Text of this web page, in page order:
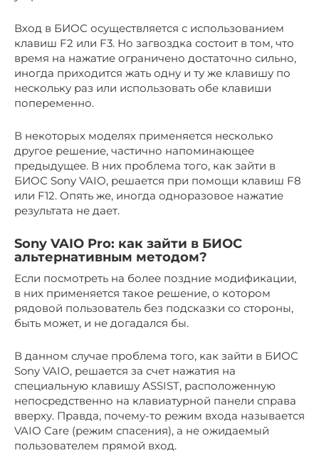
Вход в БИОС осуществляется с использованием
клавиш F2 или F3. Но загвоздка состоит в том, что
время на нажатие ограничено достаточно сильно,
иногда приходится жать одну и ту же клавишу по
нескольку раз или использовать обе клавиши
попеременно.
В некоторых моделях применяется несколько
другое решение, частично напоминающее
предыдущее. В них проблема того, как зайти в
БИОС Sony VAIO, решается при помощи клавиш F8
или F12. Опять же, иногда одноразовое нажатие
результата не дает.
Sony VAIO Pro: как зайти в БИОС
альтернативным методом?
Если посмотреть на более поздние модификации,
в них применяется такое решение, о котором
рядовой пользователь без подсказки со стороны,
быть может, и не догадался бы.
В данном случае проблема того, как зайти в БИОС
Sony VAIO, решается за счет нажатия на
специальную клавишу ASSIST, расположенную
непосредственно на клавиатурной панели справа
вверху. Правда, почему-то режим входа называется
VAIO Care (режим спасения), а не ожидаемый
пользователем прямой вход.